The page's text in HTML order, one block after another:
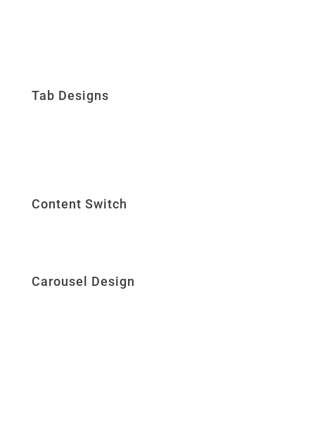
Tab Designs
Content Switch
Carousel Design